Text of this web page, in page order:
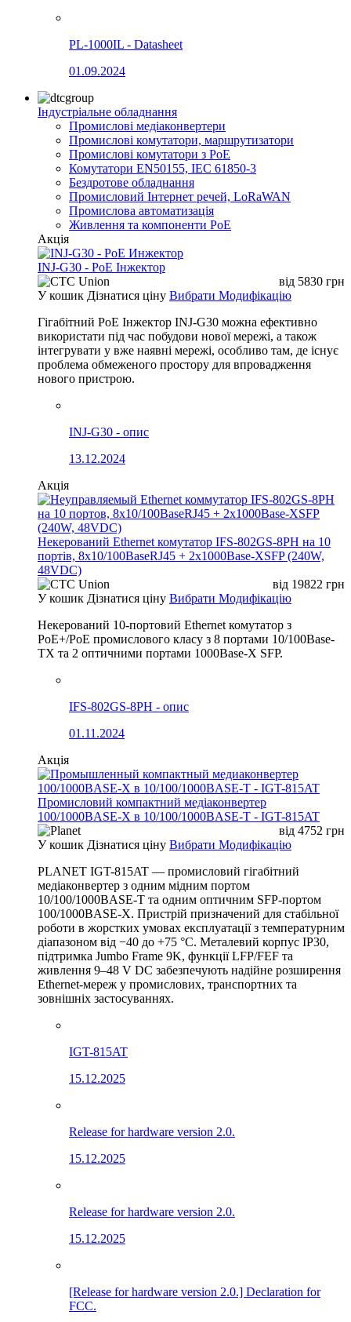
PL-1000IL - Datasheet
01.09.2024
Індустріальне обладнання
Промислові медіаконвертери
Промислові комутатори, маршрутизатори
Промислові комутатори з PoE
Комутатори EN50155, IEC 61850-3
Бездротове обладнання
Промисловий Інтернет речей, LoRaWAN
Промислова автоматизація
Живлення та компоненти PoE
Акція
INJ-G30 - PoE Інжектор
від 5830 грн
У кошик Дізнатися ціну Вибрати Модифікацію
Гігабітний PoE Інжектор INJ-G30 можна ефективно
використати під час побудови нової мережі, а також
інтегрувати у вже наявні мережі, особливо там, де існує
проблема обмеженого простору для впровадження
нового пристрою.
INJ-G30 - опис
13.12.2024
Акція
Некерований Ethernet комутатор IFS-802GS-8PH на 10
портів, 8x10/100BaseRJ45 + 2x1000Base-XSFP (240W,
48VDC)
від 19822 грн
У кошик Дізнатися ціну Вибрати Модифікацію
Некерований 10-портовий Ethernet комутатор з
PoE+/PoE промислового класу з 8 портами 10/100Base-
TX та 2 оптичними портами 1000Base-X SFP.
IFS-802GS-8PH - опис
01.11.2024
Акція
Промисловий компактний медіаконвертер
100/1000BASE-X в 10/100/1000BASE-T - IGT-815AT
від 4752 грн
У кошик Дізнатися ціну Вибрати Модифікацію
PLANET IGT-815AT — промисловий гігабітний
медіаконвертер з одним мідним портом
10/100/1000BASE-T та одним оптичним SFP-портом
100/1000BASE-X. Пристрій призначений для стабільної
роботи в жорстких умовах експлуатації з температурним
діапазоном від −40 до +75 °C. Металевий корпус IP30,
підтримка Jumbo Frame 9K, функції LFP/FEF та
живлення 9–48 V DC забезпечують надійне розширення
Ethernet-мереж у промислових, транспортних та
зовнішніх застосуваннях.
IGT-815AT
15.12.2025
Release for hardware version 2.0.
15.12.2025
Release for hardware version 2.0.
15.12.2025
[Release for hardware version 2.0.] Declaration for
FCC.